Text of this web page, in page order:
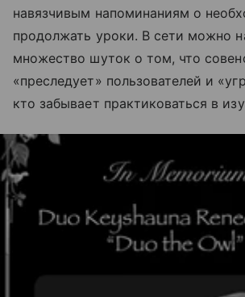
навязчивым напоминаниям о
продолжать уроки. В сети можно
множество шуток о том, что
«преследует» пользователей и
кто забывает практиковаться в